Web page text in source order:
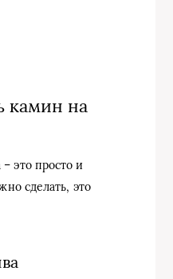
камин на
это просто и
сделать, это